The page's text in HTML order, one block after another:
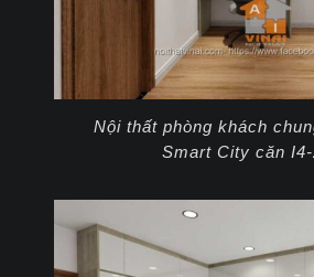
Nội thất phòng khách
Smart City căn